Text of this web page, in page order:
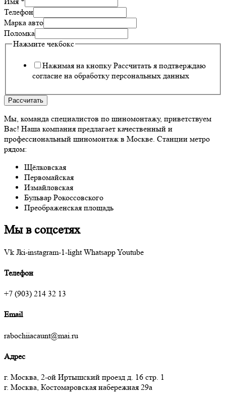
Телефон
Марка авто
Поломка
Нажмите чекбокс
Нажимая на кнопку Рассчитать я подтверждаю
согласие на обработку персональных данных
Рассчитать
Мы, команда специалистов по шиномонтажу, приветствуем
Вас! Наша компания предлагает качественный и
профессиональный шиномонтаж в Москве. Станции метро
рядом:
Щёлковская
Первомайская
Измайловская
Бульвар Рокоссовского
Преображенская площадь
Мы в соцсетях
Vk Jki-instagram-1-light WhatsappYoutube
Телефон
+7 (903) 214 32 13
Email
rabochiiacaunt@mai.ru
Адрес
г. Москва, 2-ой Иртышский проезд д. 16 стр. 1
г. Москва, Костомаровская набережная 29а